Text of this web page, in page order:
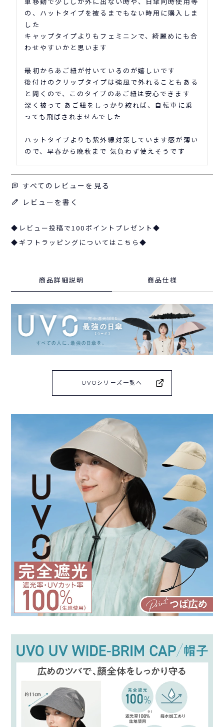
の、ハットタイプを被るまでもない時用に購入しま
した
キャップタイプよりもフェミニンで、綺麗めにも合
わせやすいかと思います
最初からあご紐が付いているのが嬉しいです
後付けのクリップタイプは強風で外れることもある
と聞くので、このタイプのあご紐は安心できます
深く被って あご紐をしっかり絞れば、自転車に乗
っても飛ばされませんでした
ハットタイプよりも紫外線対策しています感が薄い
ので、早春から晩秋まで 気負わず使えそうです
すべてのレビューを見る
レビューを書く
◆レビュー投稿で100ポイントプレゼント◆
◆ギフトラッピングについてはこちら◆
商品詳細説明 商品仕様
UVOシリーズ一覧へ